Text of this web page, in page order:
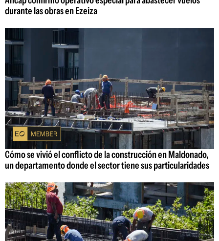
durante las obras en Ezeiza
Cómo se vivió el conflicto de la construcción en Maldonado,
un departamento donde el sector tiene sus particularidades